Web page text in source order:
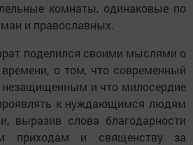
комнаты, одинаковые по
и православных.
поделился своими мыслями о
о том, что современный
незащищенным и что милосердие
к нуждающимся людям
выразив слова благодарности
приходам и священству за